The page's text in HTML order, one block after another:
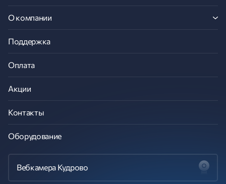
О компании
Поддержка
Оплата
Акции
Контакты
Оборудование
Вебкамера Кудрово